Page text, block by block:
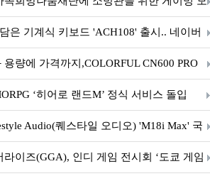
부은 기계식 키보드 'ACH108' 출시.. 네이버
량에 가격까지,COLORFUL CN600 PRO
‘히어로 랜드M’ 정식 서비스 돌입
Audio(퀘스타일 오디오) 'M18i Max' 국
라이즈(GGA), 인디 게임 전시회 ‘도쿄 게임